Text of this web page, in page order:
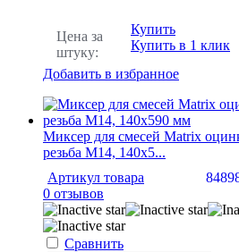
Цена за
штуку:
Купить
Купить в 1 клик
Добавить в избранное
Миксер для смесей Matrix
резьба М14, 140х5...
Артикул товара
0 отзывов
Сравнить